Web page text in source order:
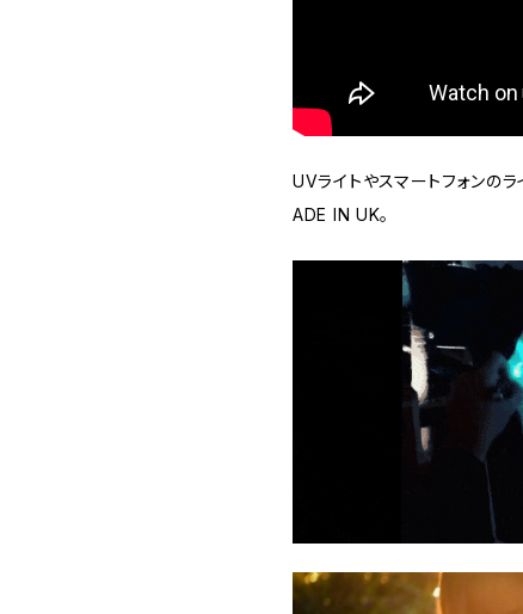
UVライトやスマートフォンの
ADE IN UK。